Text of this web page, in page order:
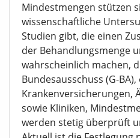
Mindestmengen stützen
wissenschaftliche
Studien gibt, die einen
der Behandlungsmenge
wahrscheinlich machen,
Bundesausschuss (G-
Krankenversicherungen,
sowie Kliniken,
werden stetig überprüft